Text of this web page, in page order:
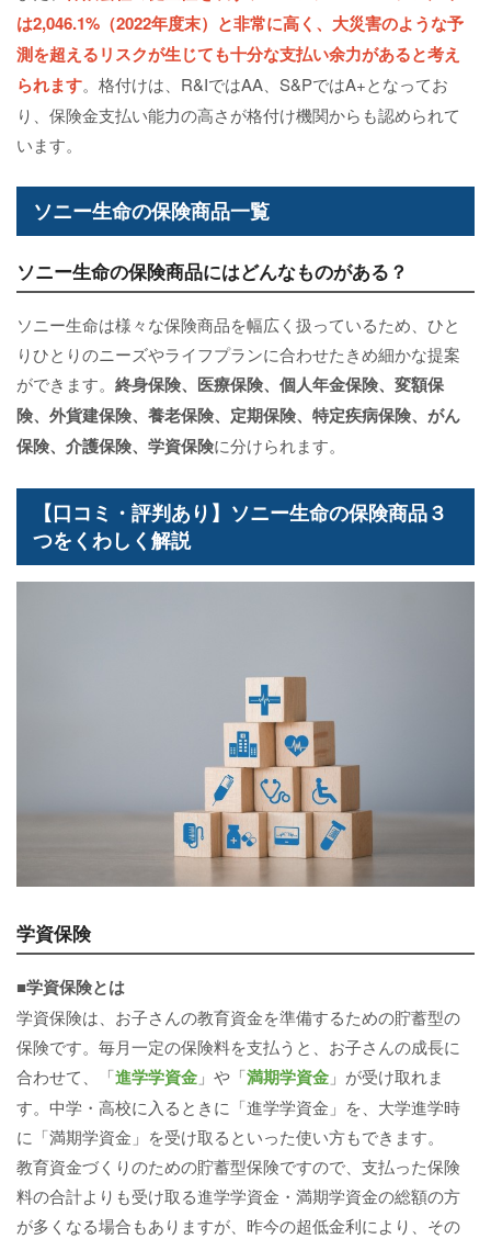
は2,046.1%（2022年度末）と非常に高く、大災害のような予
測を超えるリスクが生じても十分な支払い余力があると考え
られます。格付けは、R&IではAA、S&PではA+となってお
り、保険金支払い能力の高さが格付け機関からも認められて
います。
ソニー生命の保険商品一覧
ソニー生命の保険商品にはどんなものがある？
ソニー生命は様々な保険商品を幅広く扱っているため、ひと
りひとりのニーズやライフプランに合わせたきめ細かな提案
ができます。 終身保険、医療保険、個人年金保険、変額保
険、外貨建保険、養老保険、定期保険、特定疾病保険、がん
保険、介護保険、学資保険に分けられます。
【口コミ・評判あり】ソニー生命の保険商品３
つをくわしく解説
学資保険
■学資保険とは
学資保険は、お子さんの教育資金を準備するための貯蓄型の
保険です。毎月一定の保険料を支払うと、お子さんの成長に
合わせて、「進学学資金 」や「満期学資金 」が受け取れま
す。中学・高校に入るときに「進学学資金」を、大学進学時
に「満期学資金」を受け取るといった使い方もできます。
教育資金づくりのための貯蓄型保険ですので、支払った保険
料の合計よりも受け取る進学学資金・満期学資金の総額の方
が多くなる場合もありますが、昨今の超低金利により、その